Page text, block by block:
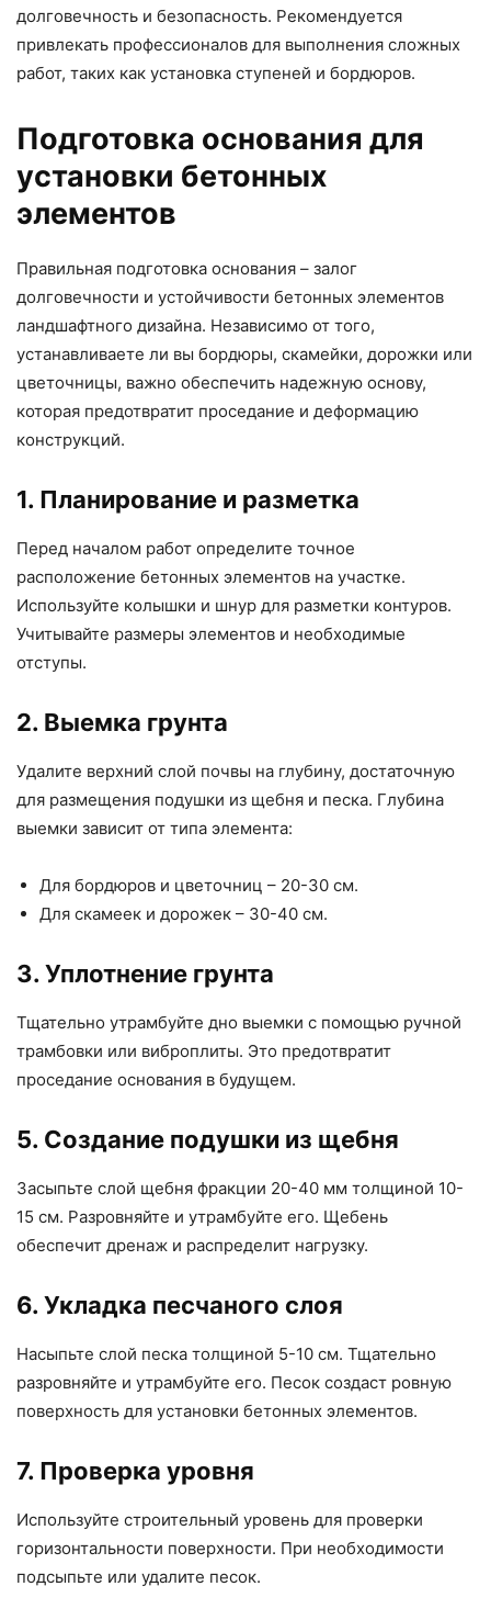
долговечность и безопасность. Рекомендуется
привлекать профессионалов для выполнения сложных
работ, таких как установка ступеней и бордюров.
Подготовка основания для
установки бетонных
элементов
Правильная подготовка основания – залог
долговечности и устойчивости бетонных элементов
ландшафтного дизайна. Независимо от того,
устанавливаете ли вы бордюры, скамейки, дорожки или
цветочницы, важно обеспечить надежную основу,
которая предотвратит проседание и деформацию
конструкций.
1. Планирование и разметка
Перед началом работ определите точное
расположение бетонных элементов на участке.
Используйте колышки и шнур для разметки контуров.
Учитывайте размеры элементов и необходимые
отступы.
2. Выемка грунта
Удалите верхний слой почвы на глубину, достаточную
для размещения подушки из щебня и песка. Глубина
выемки зависит от типа элемента:
Для бордюров и цветочниц – 20-30 см.
Для скамеек и дорожек – 30-40 см.
3. Уплотнение грунта
Тщательно утрамбуйте дно выемки с помощью ручной
трамбовки или виброплиты. Это предотвратит
проседание основания в будущем.
5. Создание подушки из щебня
Засыпьте слой щебня фракции 20-40 мм толщиной 10-
15 см. Разровняйте и утрамбуйте его. Щебень
обеспечит дренаж и распределит нагрузку.
6. Укладка песчаного слоя
Насыпьте слой песка толщиной 5-10 см. Тщательно
разровняйте и утрамбуйте его. Песок создаст ровную
поверхность для установки бетонных элементов.
7. Проверка уровня
Используйте строительный уровень для проверки
горизонтальности поверхности. При необходимости
подсыпьте или удалите песок.